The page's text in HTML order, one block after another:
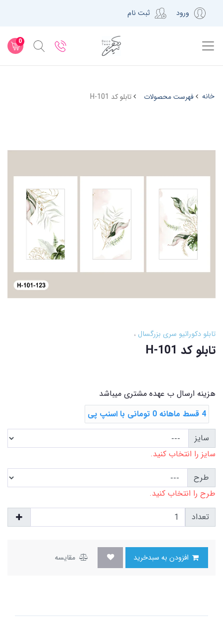
ورود ثبت نام
0
خانه فهرست محصولات تابلو کد H-101
تابلو دکوراتیو سری بزرگسال
تابلو کد H-101
هزینه ارسال ب عهده مشتری میباشد
4 قسط ماهانه 0 تومانی با اسنپ ‌پی
سایز
سایز را انتخاب کنید.
طرح
طرح را انتخاب کنید.
تعداد
مقایسه